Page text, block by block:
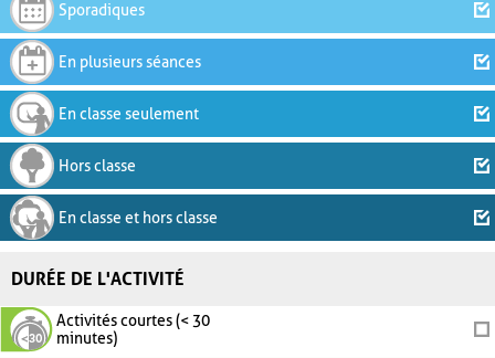
Sporadiques
En plusieurs séances
En classe seulement
Hors classe
En classe et hors classe
DURÉE DE L'ACTIVITÉ
Activités courtes (< 30
minutes)